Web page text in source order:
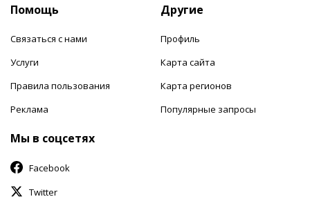
Помощь
Связаться с нами
Услуги
Правила пользования
Реклама
Другие
Профиль
Карта сайта
Карта регионов
Популярные запросы
Мы в соцсетях
Facebook
Twitter